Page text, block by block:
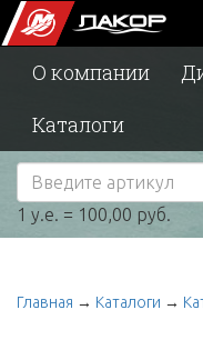
О компании
Каталоги
1 у.е. = 100,00 руб.
Главная → Каталоги →